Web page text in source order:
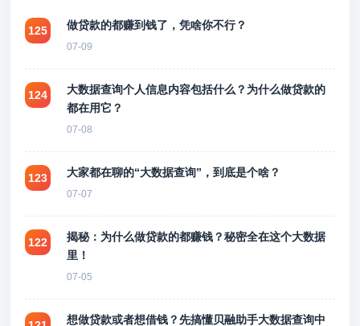
125 做贷款的都赚到钱了，凭啥你不行？
07-09
124
大数据查询个人信息内容包括什么？为什么做贷款的
都在用它？
07-08
123 大家都在聊的“大数据查询”，到底是个啥？
07-07
122
揭秘：为什么做贷款的都赚钱？秘密全在这个大数据
里！
07-05
想做贷款或者想借钱？先搞懂贝融助手大数据查询中